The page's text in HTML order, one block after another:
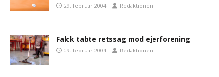
29. februar 2004 Redaktionen
Falck tabte retssag mod ejerforening
29. februar 2004 Redaktionen